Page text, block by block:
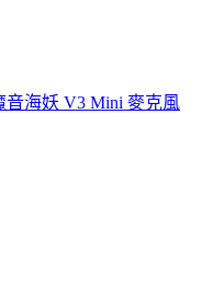
音海妖 V3 Mini 麥克風